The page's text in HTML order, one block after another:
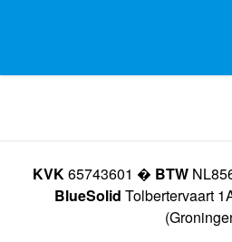
KVK65743601 � BTW
BlueSolid Tolbertervaart